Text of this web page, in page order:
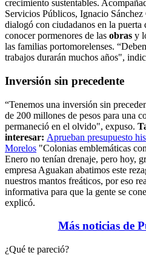
crecimiento sustentables.
Servicios Públicos, Ignacio
dialogó con ciudadanos en la puerta
conocer pormenores de las obras y
las familias portomorelenses.
trabajos durarán muchos años",
Inversión sin precedente
“Tenemos una inversión sin
de 200 millones de pesos para una
permaneció en el olvido", expuso.
interesar: Aprueban presupuesto
Morelos "Colonias emblemáticas
Enero no tenían drenaje, pero hoy,
empresa Aguakan abatimos este
nuestros mantos freáticos, por eso
informativa para que la gente se
explicó.
Más noticias de
¿Qué te pareció?